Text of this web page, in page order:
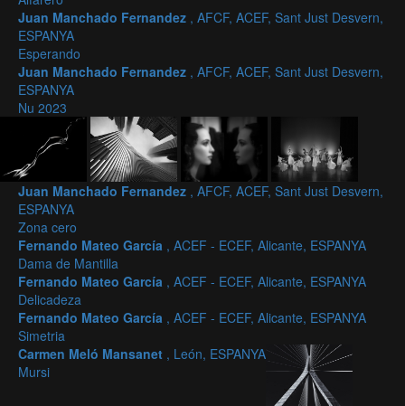
Juan Manchado Fernandez , AFCF, ACEF, Sant Just Desvern,
ESPANYA
Esperando
Juan Manchado Fernandez , AFCF, ACEF, Sant Just Desvern,
ESPANYA
Nu 2023
Juan Manchado Fernandez , AFCF, ACEF, Sant Just Desvern,
ESPANYA
Zona cero
Fernando Mateo García , ACEF - ECEF, Alicante, ESPANYA
Dama de Mantilla
Fernando Mateo García , ACEF - ECEF, Alicante, ESPANYA
Delicadeza
Fernando Mateo García , ACEF - ECEF, Alicante, ESPANYA
Simetria
Carmen Meló Mansanet , León, ESPANYA
Mursi